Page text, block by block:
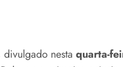
divulgado nesta quarta-